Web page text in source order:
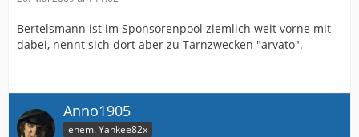
Bertelsmann ist im Sponsorenpool ziemlich weit vorne mit
dabei, nennt sich dort aber zu Tarnzwecken "arvato".
Anno1905
ehem. Yankee82x